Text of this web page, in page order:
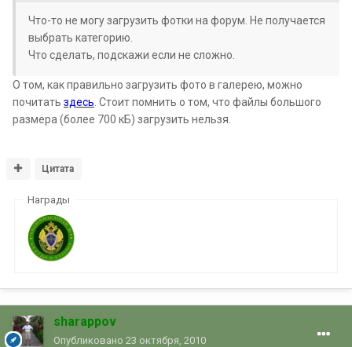
Что-то не могу загрузить фотки на форум. Не получается
выбрать категорию.
Что сделать, подскажи если не сложно.
О том, как правильно загрузить фото в галерею, можно
почитать здесь . Стоит помнить о том, что файлы большого
размера (более 700 кБ) загрузить нельзя.
Цитата
Награды
sharappov
Опубликовано 23 октября, 2010